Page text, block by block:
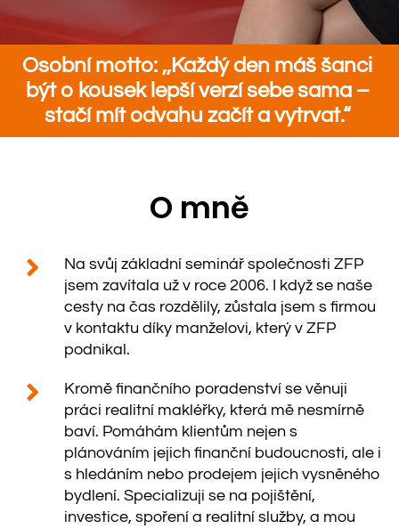
Osobní motto: ,,Každý den máš šanci
být o kousek lepší verzí sebe sama –
stačí mít odvahu začít a vytrvat.“
O mně
Na svůj základní seminář společnosti ZFP
jsem zavítala už v roce 2006. I když se naše
cesty na čas rozdělily, zůstala jsem s firmou
v kontaktu díky manželovi, který v ZFP
podnikal.
Kromě finančního poradenství se věnuji
práci realitní makléřky, která mě nesmírně
baví. Pomáhám klientům nejen s
plánováním jejich finanční budoucnosti, ale i
s hledáním nebo prodejem jejich vysněného
bydlení. Specializuji se na pojištění,
investice, spoření a realitní služby, a mou